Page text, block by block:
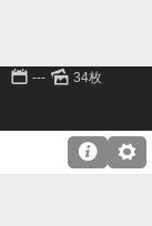
📅 --- 🌄 34枚
⚙
